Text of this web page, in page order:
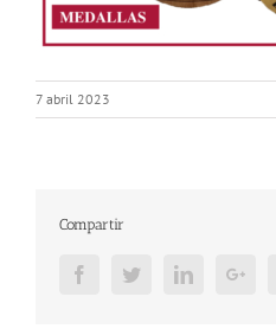
7 abril 2023
Compartir
FacebookTwitterLinkedIn